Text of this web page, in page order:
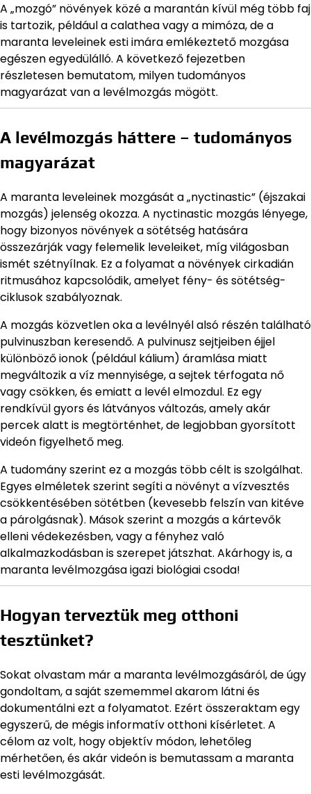
A „mozgó” növények közé a marantán kívül még több faj
is tartozik, például a calathea vagy a mimóza, de a
maranta leveleinek esti imára emlékeztető mozgása
egészen egyedülálló. A következő fejezetben
részletesen bemutatom, milyen tudományos
magyarázat van a levélmozgás mögött.
A levélmozgás háttere – tudományos
magyarázat
A maranta leveleinek mozgását a „nyctinastic” (éjszakai
mozgás) jelenség okozza. A nyctinastic mozgás lényege,
hogy bizonyos növények a sötétség hatására
összezárják vagy felemelik leveleiket, míg világosban
ismét szétnyílnak. Ez a folyamat a növények cirkadián
ritmusához kapcsolódik, amelyet fény- és sötétség-
ciklusok szabályoznak.
A mozgás közvetlen oka a levélnyél alsó részén található
pulvinuszban keresendő. A pulvinusz sejtjeiben éjjel
különböző ionok (például kálium) áramlása miatt
megváltozik a víz mennyisége, a sejtek térfogata nő
vagy csökken, és emiatt a levél elmozdul. Ez egy
rendkívül gyors és látványos változás, amely akár
percek alatt is megtörténhet, de legjobban gyorsított
videón figyelhető meg.
A tudomány szerint ez a mozgás több célt is szolgálhat.
Egyes elméletek szerint segíti a növényt a vízvesztés
csökkentésében sötétben (kevesebb felszín van kitéve
a párolgásnak). Mások szerint a mozgás a kártevők
elleni védekezésben, vagy a fényhez való
alkalmazkodásban is szerepet játszhat. Akárhogy is, a
maranta levélmozgása igazi biológiai csoda!
Hogyan terveztük meg otthoni
tesztünket?
Sokat olvastam már a maranta levélmozgásáról, de úgy
gondoltam, a saját szememmel akarom látni és
dokumentálni ezt a folyamatot. Ezért összeraktam egy
egyszerű, de mégis informatív otthoni kísérletet. A
célom az volt, hogy objektív módon, lehetőleg
mérhetően, és akár videón is bemutassam a maranta
esti levélmozgását.